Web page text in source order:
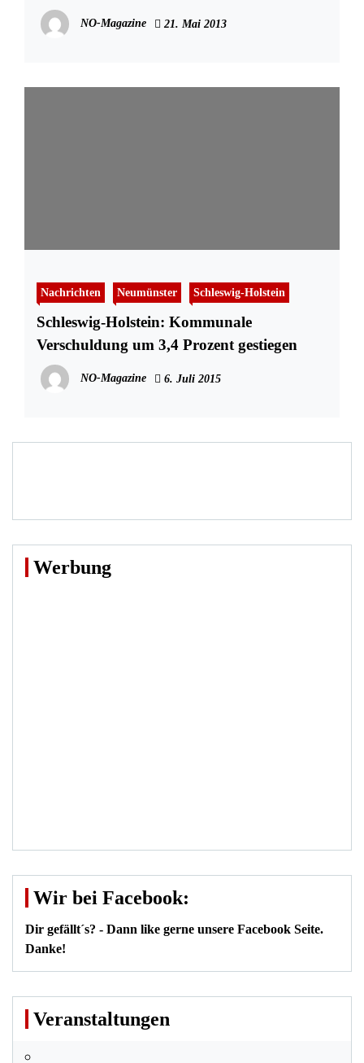
NO-Magazine 21. Mai 2013
Nachrichten Neumünster Schleswig-Holstein
Schleswig-Holstein: Kommunale
Verschuldung um 3,4 Prozent gestiegen
NO-Magazine 6. Juli 2015
Werbung
Wir bei Facebook:
Dir gefällt´s? - Dann like gerne unsere Facebook Seite.
Danke!
Veranstaltungen